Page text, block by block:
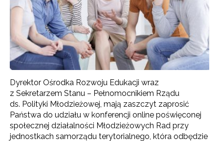
Dyrektor Ośrodka Rozwoju Edukacji wraz
z Sekretarzem Stanu – Pełnomocnikiem Rządu
ds. Polityki Młodzieżowej, mają zaszczyt zaprosić
Państwa do udziału w konferencji online poświęconej
społecznej działalności Młodzieżowych Rad przy
jednostkach samorządu terytorialnego, która odbędzie